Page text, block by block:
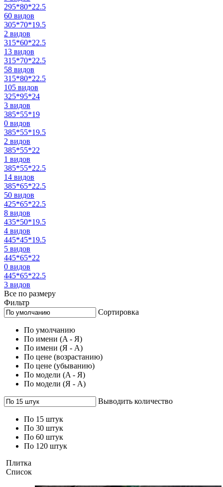
295*80*22.5
60 видов
305*70*19.5
2 видов
315*60*22.5
13 видов
315*70*22.5
58 видов
315*80*22.5
105 видов
325*95*24
3 видов
385*55*19
0 видов
385*55*19.5
2 видов
385*55*22
1 видов
385*55*22.5
14 видов
385*65*22.5
50 видов
425*65*22.5
8 видов
435*50*19.5
4 видов
445*45*19.5
5 видов
445*65*22
0 видов
445*65*22.5
3 видов
Все по размеру
Фильтр
Сортировка
По умолчанию
По имени (A - Я)
По имени (Я - A)
По цене (возрастанию)
По цене (убыванию)
По модели (A - Я)
По модели (Я - A)
Выводить количество
По 15 штук
По 30 штук
По 60 штук
По 120 штук
Плитка
Список